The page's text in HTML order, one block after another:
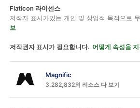
Flaticon 라이센스
저작자 표시가있는 개인 및 상업적 목적으로
보
저작권자 표시가 필요합니다. 어떻게 속성을
Magnific
3,282,832의 리소스 다 보기